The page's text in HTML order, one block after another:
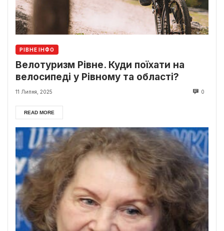
РІВНЕ ІНФО
Велотуризм Рівне. Куди поїхати на
велосипеді у Рівному та області?
11 Липня, 2025 0
READ MORE